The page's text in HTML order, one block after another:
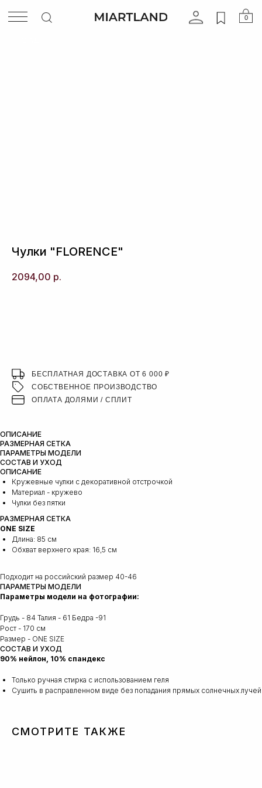
Чулки "FLORENCE"
2094,00 р.
БЕСПЛАТНАЯ ДОСТАВКА ОТ 6 000 ₽
СОБСТВЕННОЕ ПРОИЗВОДСТВО
ОПЛАТА ДОЛЯМИ / СПЛИТ
ОПИСАНИЕ
РАЗМЕРНАЯ СЕТКА
ПАРАМЕТРЫ МОДЕЛИ
СОСТАВ И УХОД
ОПИСАНИЕ
Кружевные чулки с декоративной отстрочкой
Материал - кружево
Чулки без пятки
РАЗМЕРНАЯ СЕТКА
ONE SIZE
Длина: 85 см
Обхват верхнего края: 16,5 см
Подходит на российский размер 40-46
ПАРАМЕТРЫ МОДЕЛИ
Параметры модели на фотографии:
Грудь - 84 Талия - 61 Бедра -91
Рост - 170 см
Размер - ONE SIZE
СОСТАВ И УХОД
90% нейлон, 10% спандекс
Только ручная стирка с использованием геля
Сушить в расправленном виде без попадания прямых солнечных лучей
СМОТРИТЕ ТАКЖЕ